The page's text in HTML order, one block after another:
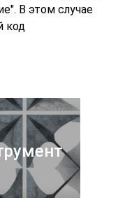
В этом случае
код